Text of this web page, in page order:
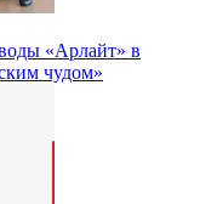
«Арлайт» в
чудом»